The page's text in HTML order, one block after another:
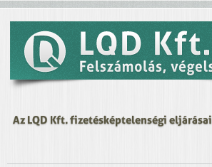
Az LQD Kft. fizetésképtelenségi eljárásai